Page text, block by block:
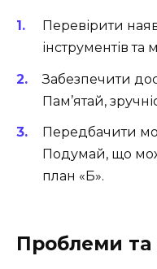
Перевірити
інструментів та
Забезпечити
Пам’ятай,
Передбачити
Подумай, що
план «Б».
Проблеми та